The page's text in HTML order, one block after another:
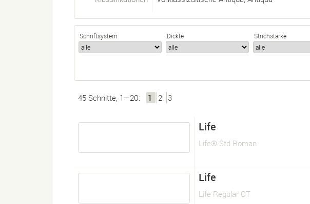
Schriftsystem Dickte Strichstärke
45 Schnitte, 1—20: 1 2 3
Life
Life® Std Roman
Life
Life Regular OT